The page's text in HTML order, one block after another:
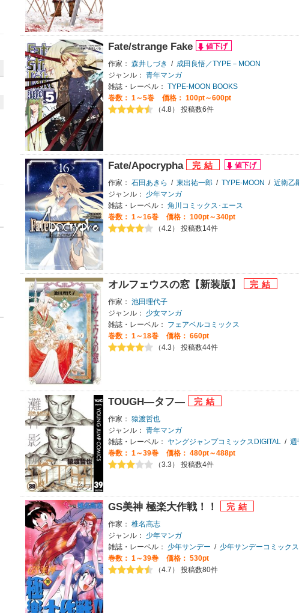
Fate/strange Fake
作家： 森井しづき / 成田良悟／TYPE－MOON
ジャンル： 青年マンガ
雑誌・レーベル： TYPE-MOON BOOKS
巻数： 1～5巻
価格： 100pt～600pt
（4.8） 投稿数6件
Fate/Apocrypha
作家： 石田あきら / 東出祐一郎 / TYPE-MOON / 近衛乙
ジャンル：
少年マンガ
雑誌・レーベル： 角川コミックス･エース
巻数： 1～16巻
価格： 100pt～340pt
（4.2） 投稿数14件
オルフェウスの窓【新装版】
作家： 池田理代子
ジャンル：
少女マンガ
雑誌・レーベル：
フェアベルコミックス
巻数： 1～18巻
価格： 660pt
（4.3） 投稿数44件
TOUGH―タフ―
作家： 猿渡哲也
ジャンル： 青年マンガ
雑誌・レーベル：
ヤングジャンプコミックスDIGITAL / 週
巻数： 1～39巻
価格： 480pt～488pt
（3.3） 投稿数4件
GS美神 極楽大作戦！！
作家： 椎名高志
ジャンル：
少年マンガ
雑誌・レーベル：
少年サンデー / 少年サンデーコミックス
巻数： 1～39巻
価格： 530pt
（4.7） 投稿数80件